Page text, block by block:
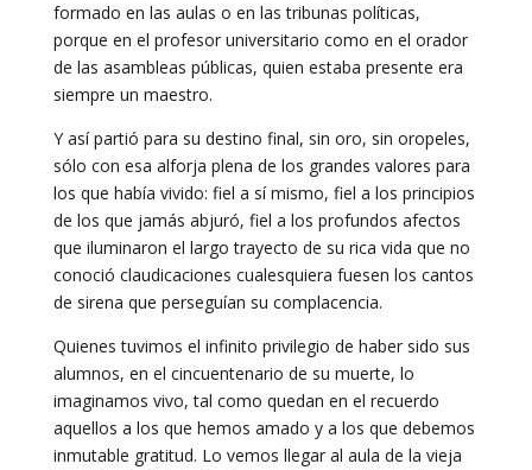
formado en las aulas o en las tribunas políticas,
porque en el profesor universitario como en el orador
de las asambleas públicas, quien estaba presente era
siempre un maestro.
Y así partió para su destino final, sin oro, sin oropeles,
sólo con esa alforja plena de los grandes valores para
los que había vivido: fiel a sí mismo, fiel a los principios
de los que jamás abjuró, fiel a los profundos afectos
que iluminaron el largo trayecto de su rica vida que no
conoció claudicaciones cualesquiera fuesen los cantos
de sirena que perseguían su complacencia.
Quienes tuvimos el infinito privilegio de haber sido sus
alumnos, en el cincuentenario de su muerte, lo
imaginamos vivo, tal como quedan en el recuerdo
aquellos a los que hemos amado y a los que debemos
inmutable gratitud. Lo vemos llegar al aula de la vieja